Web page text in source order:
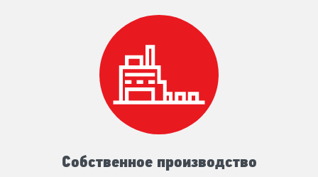
Собственное производство